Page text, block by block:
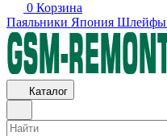
0 Корзина
Паяльники Япония Шлейфы
Каталог